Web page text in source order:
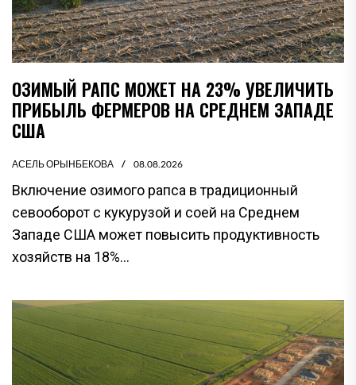
ОЗИМЫЙ РАПС МОЖЕТ НА 23% УВЕЛИЧИТЬ
ПРИБЫЛЬ ФЕРМЕРОВ НА СРЕДНЕМ ЗАПАДЕ
США
АСЕЛЬ ОРЫНБЕКОВА 08.08.2026
Включение озимого рапса в традиционный
севооборот с кукурузой и соей на Среднем
Западе США может повысить продуктивность
хозяйств на 18%...